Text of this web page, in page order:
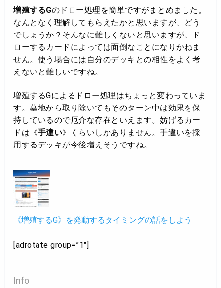
増殖するGのドロー処理を簡単ですがまとめました。
なんとなく理解してもらえたかと思いますが、どう
でしょうか？そんなに難しくないと思いますが、ド
ローするカードによっては面倒なことになりかねま
せん。使う場合には自分のデッキとの相性をよく考
えないと難しいですね。
増殖するGによるドロー処理はちょっと変わっていま
す。墓地から取り除いてもそのターン中は効果を保
持しているので厄介な存在といえます。妨げるカー
ドは《手違い》くらいしかありません。手違いを採
用するデッキが今後増えそうですね。
《増殖するG》を発動するタイミングの話をしよう
[adrotate group=”1″]
Info